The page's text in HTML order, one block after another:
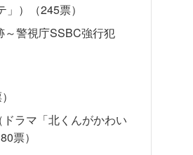
）（245票）
警視庁SSBC強行犯
ラマ「北くんがかわい
票）